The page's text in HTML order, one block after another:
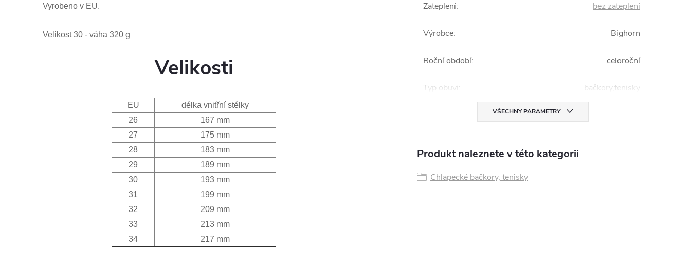
Vyrobeno v EU.
Velikost 30 - váha 320 g
Velikosti
EU
délka vnitřní stélky
26
167 mm
27
175 mm
28
183 mm
29
189 mm
30
193 mm
31
199 mm
32
209 mm
33
213 mm
34
217 mm
Zateplení: bez zateplení
Výrobce: Bighorn
Roční období: celoroční
Typ obuvi: bačkory,tenisky
VŠECHNY PARAMETRY
Produkt naleznete v této kategorii
Chlapecké bačkory, tenisky